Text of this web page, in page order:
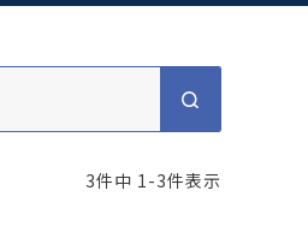
3件中 1-3件表示